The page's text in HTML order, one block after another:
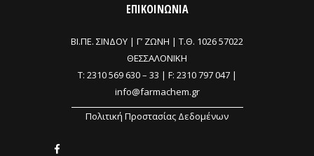
ΕΠΙΚΟΙΝΩΝΙΑ
ΒΙ.ΠΕ. ΣΙΝΔΟΥ | Γ’ ΖΩΝΗ | Τ.Θ. 1026 57022
ΘΕΣΣΑΛΟΝΙΚΗ
T: 2310 569 630– 33 | F: 2310 797 047 |
info@farmachem.gr
Πολιτική Προστασίας Δεδομένων